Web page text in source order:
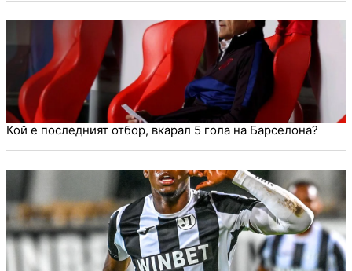
Кой е последният отбор, вкарал 5 гола на Барселона?